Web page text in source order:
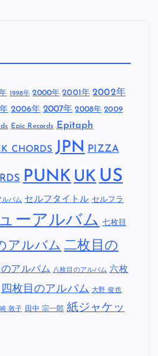
1998年 2000年 2001年 2002年
2006年 2007年 2008年 2009
Epic Records Epitaph
CHORDS JPN PIZZA
PUNK UK US
ルバム セルフタイトル セルフラ
ーアルバム 七枚目
アルバム 二枚目の
アルバム 八枚目のアルバム 六枚
四枚目のアルバム 大野 俊也
敦子 田中 宗一郎 紙ジャケッ